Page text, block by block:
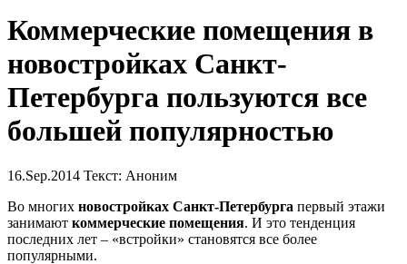
Коммерческие помещения в
новостройках Санкт-
Петербурга пользуются все
большей популярностью
16.Sep.2014 Текст: Аноним
Во многих новостройках Санкт-Петербурга первый этажи
занимают коммерческие помещения. И это тенденция
последних лет – «встройки» становятся все более
популярными.